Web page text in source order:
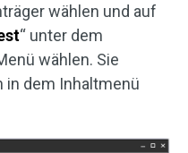
wählen und auf
“ unter dem
wählen. Sie
in dem Inhaltmenü